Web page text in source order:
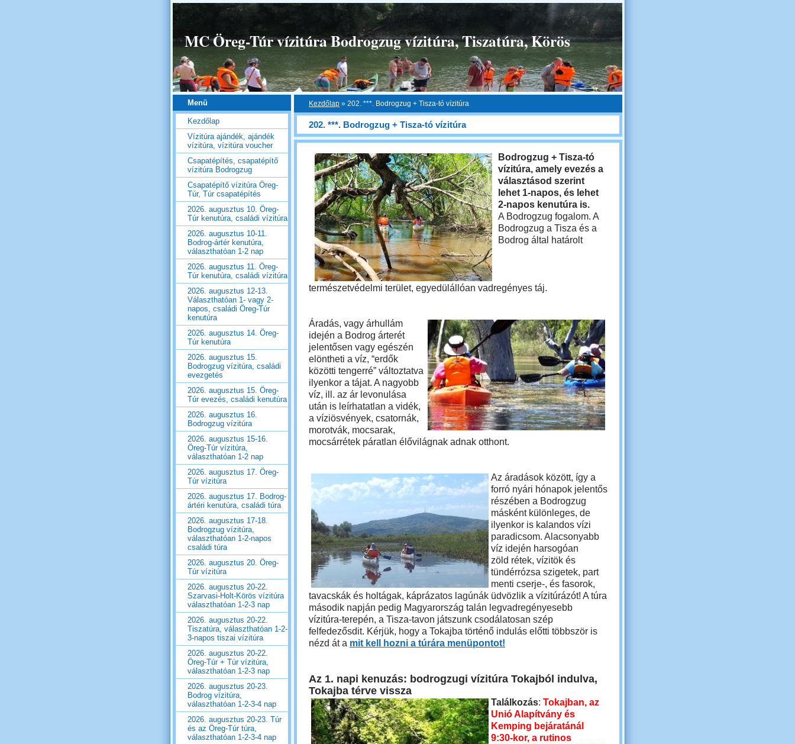
MC Öreg-Túr vízitúra Bodrogzug vízitúra, Tiszatúra, Körös
Kezdőlap » 202. ***. Bodrogzug + Tisza-tó vízitúra
202. ***. Bodrogzug + Tisza-tó vízitúra
Bodrogzug + Tisza-tó
vízitúra, amely evezés a
választásod szerint
lehet 1-napos, és lehet
2-napos kenutúra is.
A Bodrogzug fogalom. A
Bodrogzug a Tisza és a
Bodrog által határolt
természetvédelmi terület, egyedülállóan vadregényes táj.
Áradás, vagy árhullám
idején a Bodrog árterét
jelentősen vagy egészén
elöntheti a víz, “erdők
közötti tengerré” változtatva
ilyenkor a tájat. A nagyobb
víz, ill. az ár levonulása
után is leírhatatlan a vidék,
a víziösvények, csatornák,
morotvák, mocsarak,
mocsárrétek páratlan élővilágnak adnak otthont.
Az áradások között, így a
forró nyári hónapok jelentős
részében a Bodrogzug
másként különleges, de
ilyenkor is kalandos vízi
paradicsom. Alacsonyabb
víz idején harsogóan
zöld rétek, vízitök és
tündérrózsa szigetek, part
menti cserje-, és fasorok,
tavacskák és holtágak, káprázatos lagúnák üdvözlik a vízitúrázót! A túra
második napján pedig Magyarország talán legvadregényesebb
vízitúra-terepén, a Tisza-tavon játszunk csodálatosan szép
felfedezősdit. Kérjük, hogy a Tokajba történő indulás előtti többször is
nézd át a mit kell hozni a túrára menüpontot!
Az 1. napi kenuzás: bodrogzugi vízitúra Tokajból indulva,
Tokajba térve vissza
Találkozás: Tokajban, az
Unió Alapítvány és
Kemping bejáratánál
9:30-kor, a rutinos
Menü
Kezdőlap
Vízitúra ajándék, ajándék
vízitúra, vízitúra voucher
Csapatépítés, csapatépítő
vízitúra Bodrogzug
Csapatépítő vízitúra Öreg-
Túr, Túr csapatépítés
2026. augusztus 10. Öreg-
Túr kenutúra, családi vízitúra
2026. augusztus 10-11.
Bodrog-ártér kenutúra,
választhatóan 1-2 nap
2026. augusztus 11. Öreg-
Túr kenutúra, családi vízitúra
2026. augusztus 12-13.
Választhatóan 1- vagy 2-
napos, családi Öreg-Túr
kenutúra
2026. augusztus 14. Öreg-
Túr kenutúra
2026. augusztus 15.
Bodrogzug vízitúra, családi
evezgetés
2026. augusztus 15. Öreg-
Túr evezés, családi kenutúra
2026. augusztus 16.
Bodrogzug vízitúra
2026. augusztus 15-16.
Öreg-Túr vízitúra,
választhatóan 1-2 nap
2026. augusztus 17. Öreg-
Túr vízitúra
2026. augusztus 17. Bodrog-
ártéri kenutúra, családi túra
2026. augusztus 17-18.
Bodrogzug vízitúra,
választhatóan 1-2-napos
családi túra
2026. augusztus 20. Öreg-
Túr vízitúra
2026. augusztus 20-22.
Szarvasi-Holt-Körös vízitúra
választhatóan 1-2-3 nap
2026. augusztus 20-22.
Tiszatúra, választhatóan 1-2-
3-napos tiszai vízitúra
2026. augusztus 20-22.
Öreg-Túr + Túr vízitúra,
választhatóan 1-2-3 nap
2026. augusztus 20-23.
Bodrog vízitúra,
választhatóan 1-2-3-4 nap
2026. augusztus 20-23. Túr
és az Öreg-Túr túra,
választhatóan 1-2-3-4 nap